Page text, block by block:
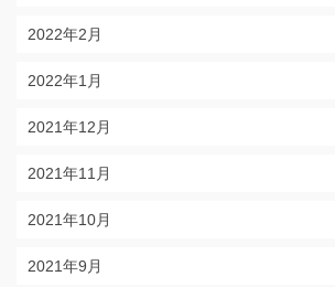
2022年2月
2022年1月
2021年12月
2021年11月
2021年10月
2021年9月